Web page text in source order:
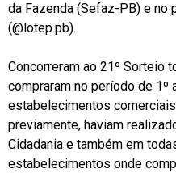
da Fazenda (Sefaz-PB) e no
(@lotep.pb).
Concorreram ao 21º Sorteio
compraram no período de 1º
estabelecimentos
previamente, haviam
Cidadania e também em
estabelecimentos onde